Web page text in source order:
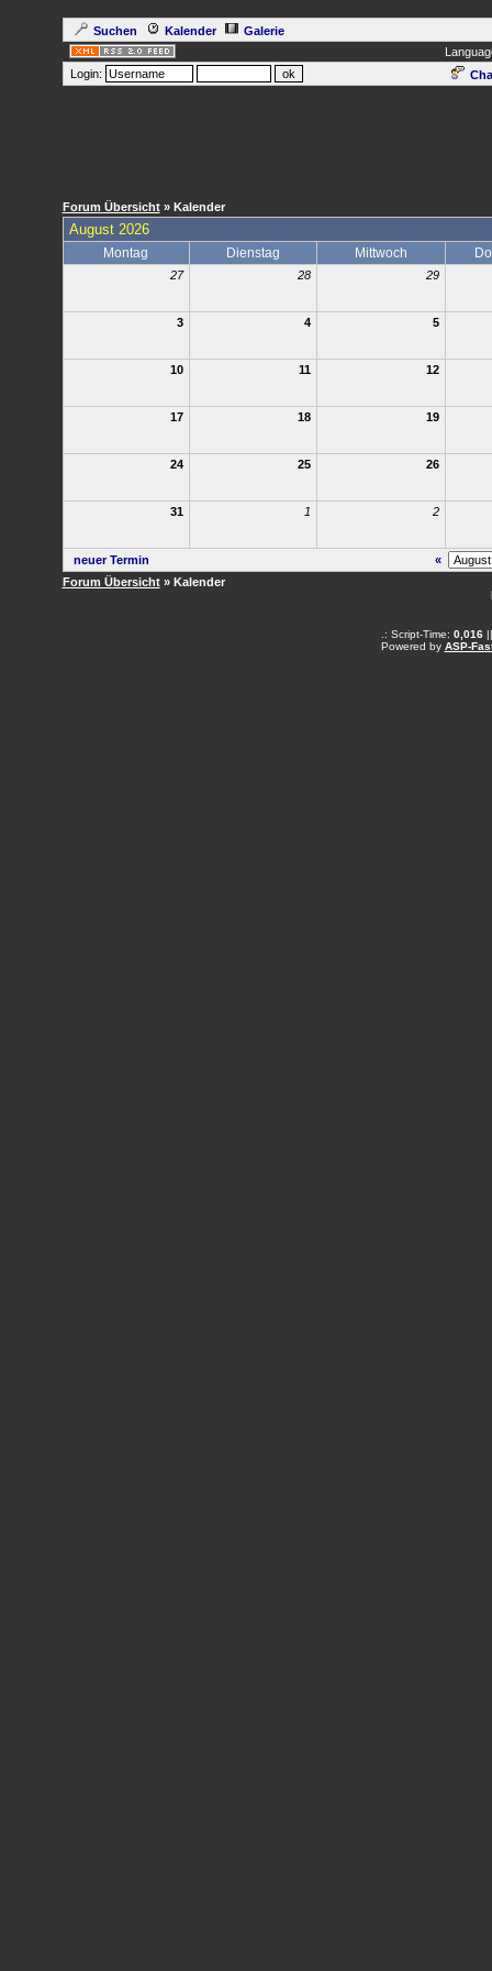
Suchen Kalender
Galerie
Login:
Forum Übersicht» Kalender
August 2026
Montag Dienstag Mittwoch
27 28 29
3 4 5
10 11 12
17 18 19
24 25 26
31 1 2
neuer Termin
«
Forum Übersicht» Kalender
.: Script-Time: 0,016||
Powered by ASP-